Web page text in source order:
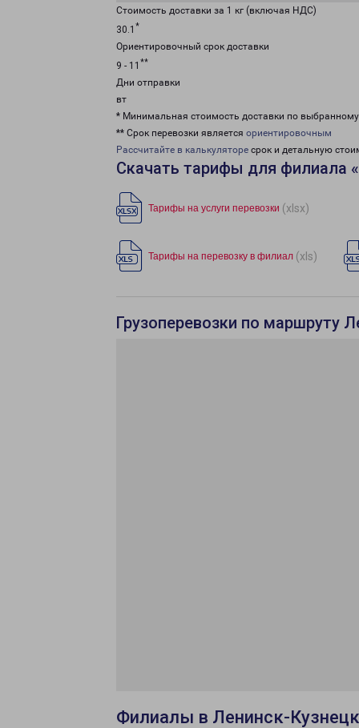
Стоимость доставки за 1 кг (включая НДС)
30.1 *
Ориентировочный срок доставки
9 - 11 **
Дни отправки
вт
* Минимальная стоимость доставки по
** Срок перевозки является ориентировочным
Рассчитайте в калькуляторе срок и детальную
Скачать тарифы для филиала
Тарифы на услуги перевозки (xlsx)
Тарифы на перевозку в филиал (xls)
Грузоперевозки по маршруту
Филиалы в Ленинск-